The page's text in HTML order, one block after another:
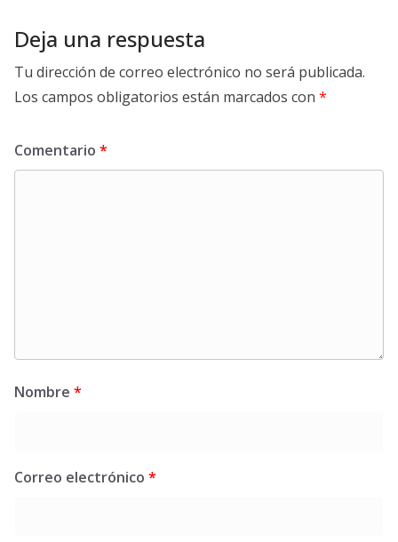
Deja una respuesta
Tu dirección de correo electrónico no será publicada.
Los campos obligatorios están marcados con *
Comentario *
Nombre *
Correo electrónico *